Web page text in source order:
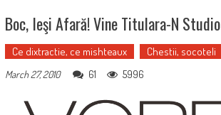
Boc, Ieşi Afară! Vine Titulara-N Studio
Ce dixtractie, ce mishteaux Chestii, socoteli
March 27, 2010
61 5996